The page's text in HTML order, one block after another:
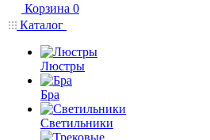
Корзина 0
Каталог
Люстры
Бра
Светильники